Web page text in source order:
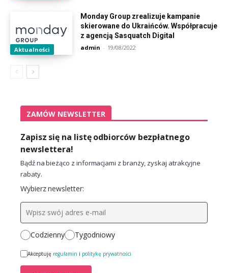
Aktualności
Monday Group zrealizuje kampanie
skierowane do Ukraińców. Współpracuje
z agencją Sasquatch Digital
admin - 19/08/2022
ZAMÓW NEWSLETTER
Zapisz się na listę odbiorców bezpłatnego
newslettera!
Bądź na bieżąco z informacjami z branży, zyskaj atrakcyjne
rabaty.
Wybierz newsletter:
Codzienny Tygodniowy
Akceptuję regulamin i politykę prywatności